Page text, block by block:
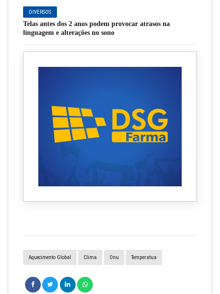
DIVERSOS
Telas antes dos 2 anos podem provocar atrasos na
linguagem e alterações no sono
Aquecimento Global Clima Onu Temperatua